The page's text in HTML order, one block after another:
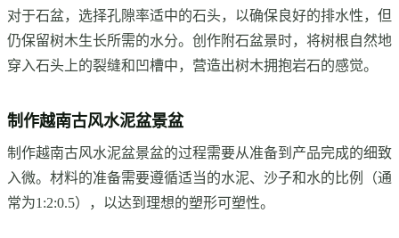
对于石盆，选择孔隙率适中的石头，以确保良好的排水性，但
仍保留树木生长所需的水分。创作附石盆景时，将树根自然地
穿入石头上的裂缝和凹槽中，营造出树木拥抱岩石的感觉。
制作越南古风水泥盆景盆
制作越南古风水泥盆景盆的过程需要从准备到产品完成的细致
入微。材料的准备需要遵循适当的水泥、沙子和水的比例（通
常为1:2:0.5），以达到理想的塑形可塑性。